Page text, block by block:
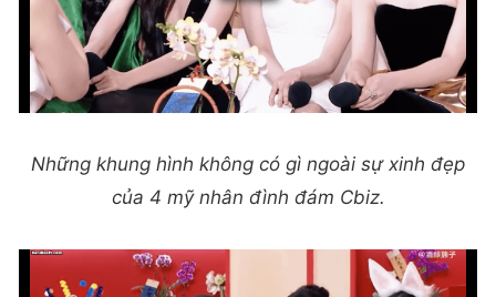
Những khung hình không có gì ngoài sự xinh đẹp
của 4 mỹ nhân đình đám Cbiz.